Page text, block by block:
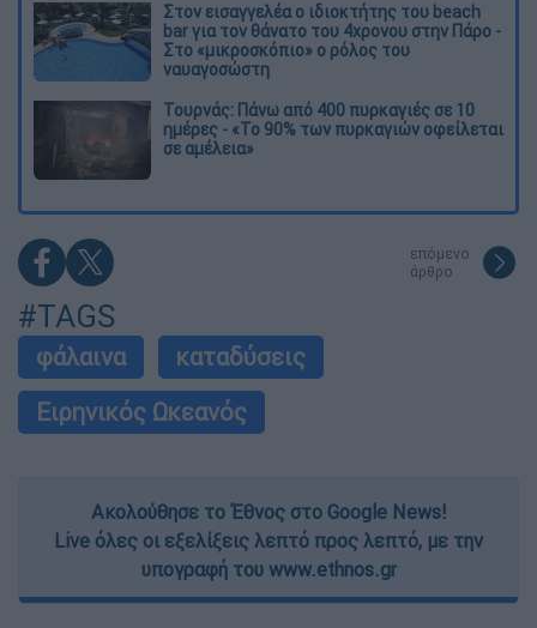
Στον εισαγγελέα ο ιδιοκτήτης του beach
bar για τον θάνατο του 4χρονου στην Πάρο -
Στο «μικροσκόπιο» ο ρόλος του
ναυαγοσώστη
Τουρνάς: Πάνω από 400 πυρκαγιές σε 10
ημέρες - «Το 90% των πυρκαγιών οφείλεται
σε αμέλεια»
επόμενο
άρθρο
#TAGS
φάλαινα
καταδύσεις
Ειρηνικός Ωκεανός
Ακολούθησε το Έθνος στο Google News!
Live όλες οι εξελίξεις λεπτό προς λεπτό, με την
υπογραφή του www.ethnos.gr